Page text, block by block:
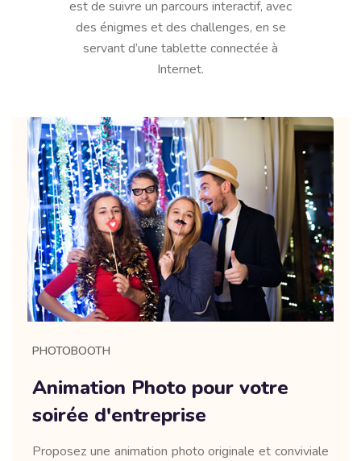
est de suivre un parcours interactif, avec
des énigmes et des challenges, en se
servant d’une tablette connectée à
Internet.
PHOTOBOOTH
Animation Photo pour votre
soirée d'entreprise
Proposez une animation photo originale et conviviale